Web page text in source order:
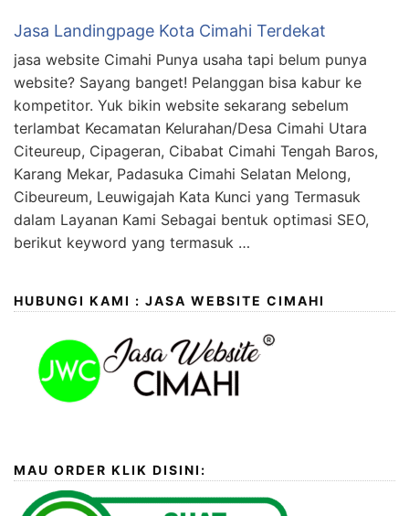
Jasa Landingpage Kota Cimahi Terdekat
jasa website Cimahi Punya usaha tapi belum punya
website? Sayang banget! Pelanggan bisa kabur ke
kompetitor. Yuk bikin website sekarang sebelum
terlambat Kecamatan Kelurahan/Desa Cimahi Utara
Citeureup, Cipageran, Cibabat Cimahi Tengah Baros,
Karang Mekar, Padasuka Cimahi Selatan Melong,
Cibeureum, Leuwigajah Kata Kunci yang Termasuk
dalam Layanan Kami Sebagai bentuk optimasi SEO,
berikut keyword yang termasuk …
HUBUNGI KAMI : JASA WEBSITE CIMAHI
MAU ORDER KLIK DISINI: